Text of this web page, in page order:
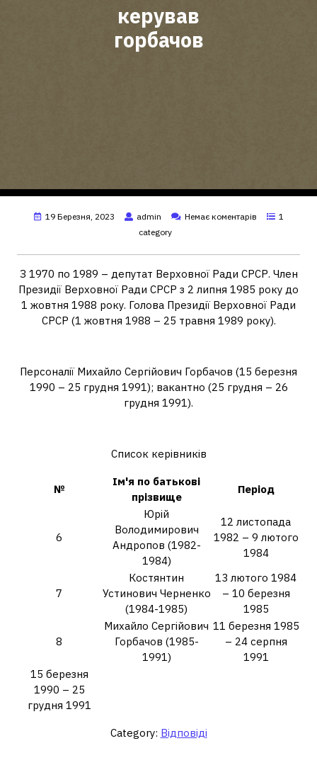
керував
горбачов
19 Березня, 2023 admin Немає коментарів
1
category
З 1970 по 1989 – депутат Верховної Ради СРСР. Член
Президії Верховної Ради СРСР з 2 липня 1985 року до
1 жовтня 1988 року. Голова Президії Верховної Ради
СРСР (1 жовтня 1988 – 25 травня 1989 року).
Персоналії Михайло Сергійович Горбачов (15 березня
1990 – 25 грудня 1991); вакантно (25 грудня – 26
грудня 1991).
Список керівників
№
Ім'я по батькові
прізвище
Період
6
Юрій
Володимирович
Андропов (1982-
1984)
12 листопада
1982 – 9 лютого
1984
7
Костянтин
Устинович Черненко
(1984-1985)
13 лютого 1984
– 10 березня
1985
8
Михайло Сергійович
Горбачов (1985-
1991)
11 березня 1985
– 24 серпня
1991
15 березня
1990 – 25
грудня 1991
Category: Відповіді